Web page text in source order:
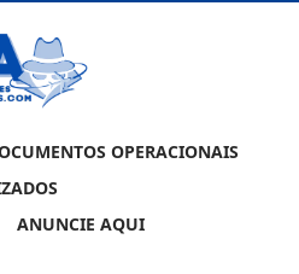
OPERACIONAIS
ANUNCIE AQUI